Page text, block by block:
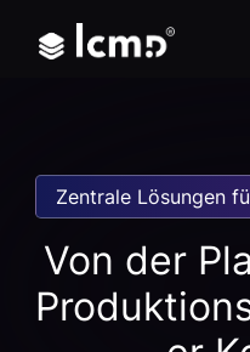
Zentrale Lösungen
Von der